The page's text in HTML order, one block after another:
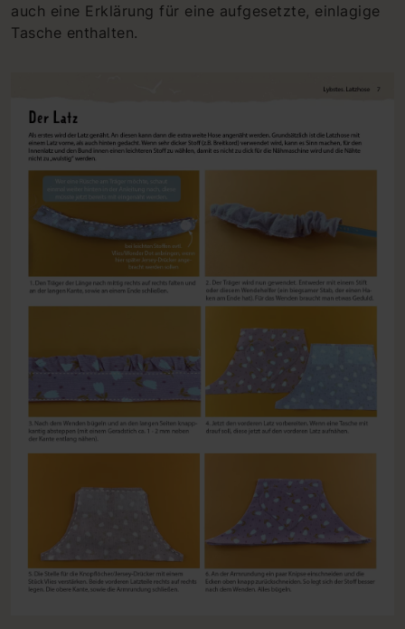
auch eine Erklärung für eine aufgesetzte, einlagige
Tasche enthalten.